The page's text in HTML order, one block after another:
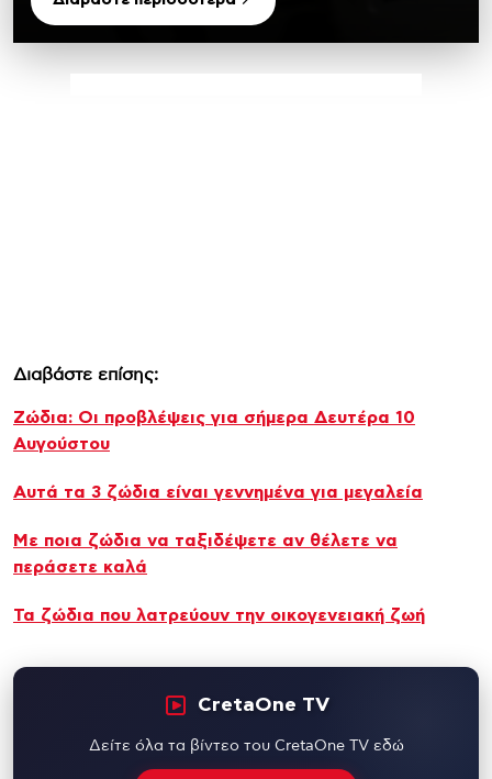
Διαβάστε επίσης:
Ζώδια: Οι προβλέψεις για σήμερα Δευτέρα 10
Αυγούστου
Αυτά τα 3 ζώδια είναι γεννημένα για μεγαλεία
Με ποια ζώδια να ταξιδέψετε αν θέλετε να
περάσετε καλά
Τα ζώδια που λατρεύουν την οικογενειακή ζωή
CretaOne TV
Δείτε όλα τα βίντεο του CretaOne TV εδώ